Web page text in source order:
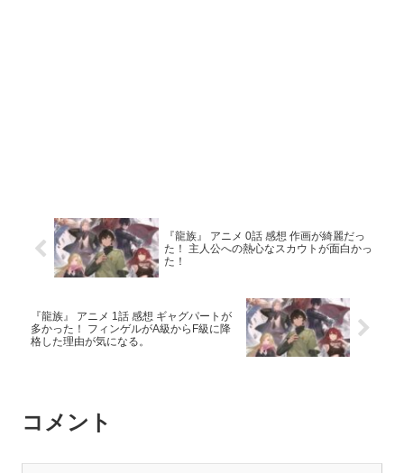
『龍族』 アニメ 0話 感想 作画が綺麗だっ
た！ 主人公への熱心なスカウトが面白かっ
た！
『龍族』 アニメ 1話 感想 ギャグパートが
多かった！ フィンゲルがA級からF級に降
格した理由が気になる。
コメント